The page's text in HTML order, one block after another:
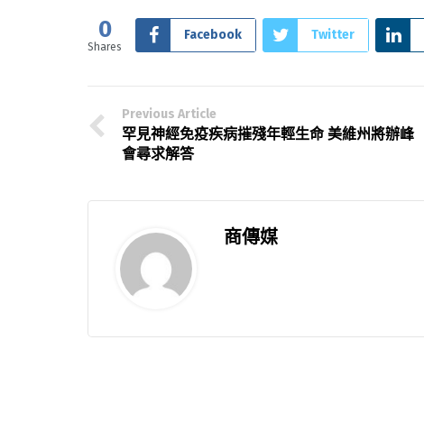
0
Shares
Facebook Twitter
Previous Article
罕見神經免疫疾病摧殘年輕生命 美維州將辦峰
會尋求解答
商傳媒